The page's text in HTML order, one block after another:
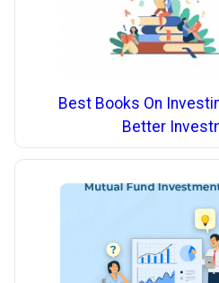
Best Books On
Better